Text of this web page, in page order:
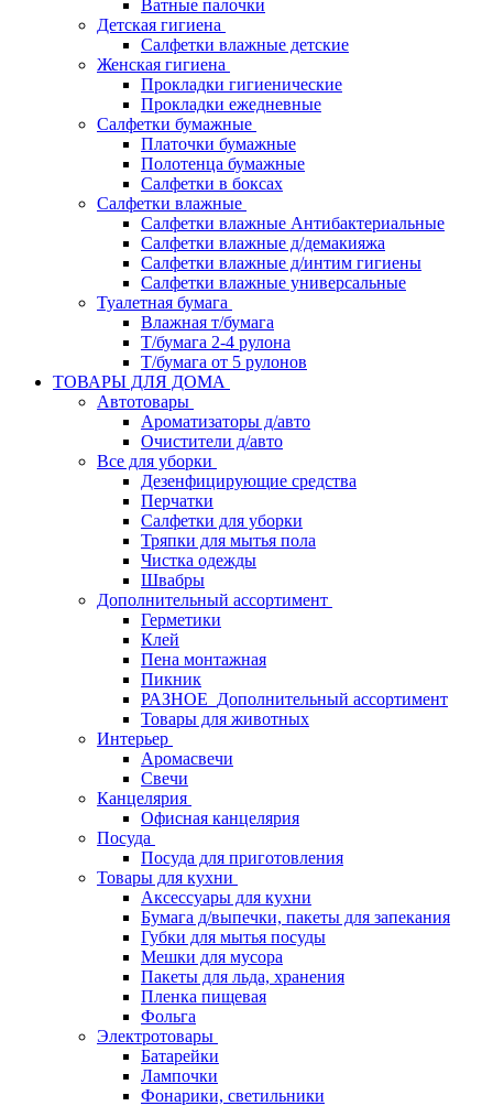
Ватные палочки
Детская гигиена
Салфетки влажные детские
Женская гигиена
Прокладки гигиенические
Прокладки ежедневные
Салфетки бумажные
Платочки бумажные
Полотенца бумажные
Салфетки в боксах
Салфетки влажные
Салфетки влажные Антибактериальные
Салфетки влажные д/демакияжа
Салфетки влажные д/интим гигиены
Салфетки влажные универсальные
Туалетная бумага
Влажная т/бумага
Т/бумага 2-4 рулона
Т/бумага от 5 рулонов
ТОВАРЫ ДЛЯ ДОМА
Автотовары
Ароматизаторы д/авто
Очистители д/авто
Все для уборки
Дезенфицирующие средства
Перчатки
Салфетки для уборки
Тряпки для мытья пола
Чистка одежды
Швабры
Дополнительный ассортимент
Герметики
Клей
Пена монтажная
Пикник
РАЗНОЕ_Дополнительный ассортимент
Товары для животных
Интерьер
Аромасвечи
Свечи
Канцелярия
Офисная канцелярия
Посуда
Посуда для приготовления
Товары для кухни
Аксессуары для кухни
Бумага д/выпечки, пакеты для запекания
Губки для мытья посуды
Мешки для мусора
Пакеты для льда, хранения
Пленка пищевая
Фольга
Электротовары
Батарейки
Лампочки
Фонарики, светильники